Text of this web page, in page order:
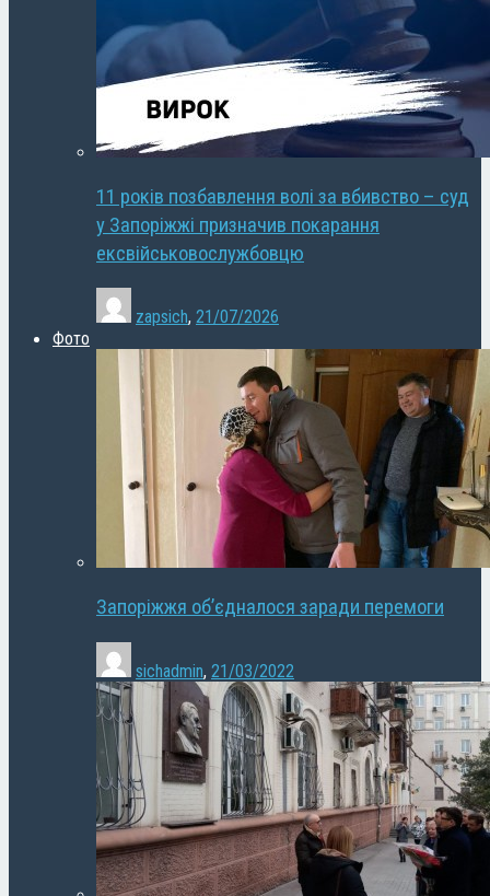
11 років позбавлення волі за вбивство – суд
у Запоріжжі призначив покарання
ексвійськовослужбовцю
zapsich, 21/07/2026
Фото
Запоріжжя об’єдналося заради перемоги
sichadmin, 21/03/2022